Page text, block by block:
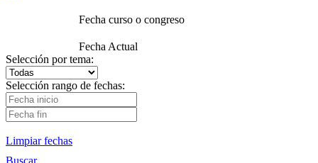
Fecha curso o congreso
Fecha Actual
Selección por tema:
Selección rango de fechas:
Limpiar fechas